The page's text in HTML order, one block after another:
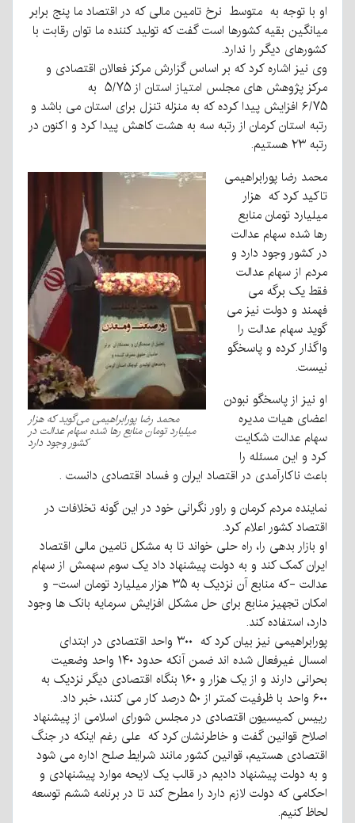
او با توجه به متوسط نرخ تامین مالی که در اقتصاد ما پنج برابر
میانگین بقیه کشورها است گفت که تولید کننده ما توان رقابت با
کشورهای دیگر را ندارد.
وی نیز اشاره کرد که بر اساس گزارش مرکز فعالان اقتصادی و
مرکز پژوهش های مجلس امتیاز استان از ۵/۷۵ به
۶/۷۵ افزایش پیدا کرده که به منزله تنزل برای استان می باشد و
رتبه استان کرمان از رتبه سه به هشت کاهش پیدا کرد و اکنون در
رتبه ۲۳ هستیم.
محمد رضا پورابراهیمی می‌گوید که هزار
میلیارد تومان منابع رها شده سهام عدالت در
کشور وجود دارد
محمد رضا پورابراهیمی
تاکید کرد که هزار
میلیارد تومان منابع
رها شده سهام عدالت
در کشور وجود دارد و
مردم از سهام عدالت
فقط یک برگه می
فهمند و دولت نیز می
گوید سهام عدالت را
واگذار کرده و پاسخگو
نیست.
او نیز از پاسخگو نبودن
اعضای هیات مدیره
سهام عدالت شکایت
کرد و این مسئله را
باعث ناکارآمدی در اقتصاد ایران و فساد اقتصادی دانست .
نماینده مردم کرمان و راور نگرانی خود در این گونه تخلافات در
اقتصاد کشور اعلام کرد.
او بازار بدهی را، راه حلی خواند تا به مشکل تامین مالی اقتصاد
ایران کمک کند و به دولت پیشنهاد داد یک سوم سهمش از سهام
عدالت -که منابع آن نزدیک به ۳۵ هزار میلیارد تومان است- و
امکان تجهیز منابع برای حل مشکل افزایش سرمایه بانک ها وجود
دارد، استفاده کند.
پورابراهیمی نیز بیان کرد که ۳۰۰ واحد اقتصادی در ابتدای
امسال غیرفعال شده اند ضمن آنکه حدود ۱۴۰ واحد وضعیت
بحرانی دارند و از یک هزار و ۱۶۰ بنگاه اقتصادی دیگر نزدیک به
۶۰۰ واحد با ظرفیت کمتر از ۵۰ درصد کار می کنند، خبر داد.
رییس کمیسیون اقتصادی در مجلس شورای اسلامی از پیشنهاد
اصلاح قوانین گفت و خاطرنشان کرد که علی رغم اینکه در جنگ
اقتصادی هستیم، قوانین کشور مانند شرایط صلح اداره می شود
و به دولت پیشنهاد دادیم در قالب یک لایحه موارد پیشنهادی و
احکامی که دولت لازم دارد را مطرح کند تا در برنامه ششم توسعه
لحاظ کنیم.